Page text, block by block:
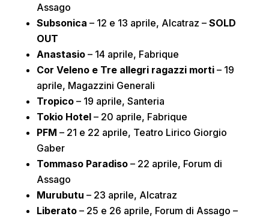
Assago
Subsonica – 12 e 13 aprile, Alcatraz – SOLD
OUT
Anastasio – 14 aprile, Fabrique
Cor Veleno e Tre allegri ragazzi morti– 19
aprile, Magazzini Generali
Tropico– 19 aprile, Santeria
Tokio Hotel– 20 aprile, Fabrique
PFM – 21 e 22 aprile, Teatro Lirico Giorgio
Gaber
Tommaso Paradiso – 22 aprile, Forum di
Assago
Murubutu – 23 aprile, Alcatraz
Liberato– 25 e 26 aprile, Forum di Assago –